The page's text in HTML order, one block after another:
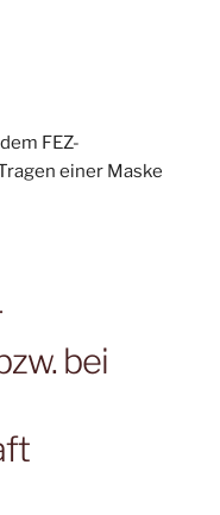
FEZ-
einer Maske
bei